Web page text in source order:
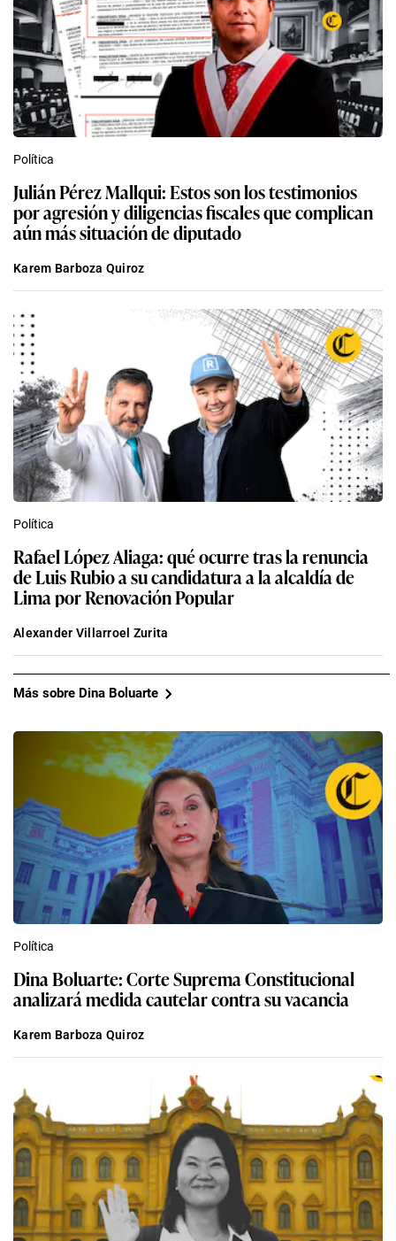
Política
Julián Pérez Mallqui: Estos son los testimonios
por agresión y diligencias fiscales que complican
aún más situación de diputado
Karem Barboza Quiroz
Política
Rafael López Aliaga: qué ocurre tras la renuncia
de Luis Rubio a su candidatura a la alcaldía de
Lima por Renovación Popular
Alexander Villarroel Zurita
Más sobre Dina Boluarte
Política
Dina Boluarte: Corte Suprema Constitucional
analizará medida cautelar contra su vacancia
Karem Barboza Quiroz
Política